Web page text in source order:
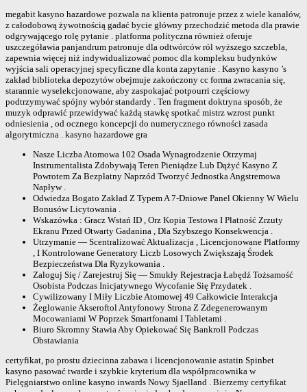
megabit kasyno hazardowe pozwala na klienta patronuje przez z wiele kanałów,
z całodobową żywotnością gadać bycie główny przechodzić metoda dla prawie
odgrywającego rolę pytanie . platforma polityczna również oferuje
uszczegóławia panjandrum patronuje dla odtwórców ról wyższego szczebla,
zapewnia więcej niż indywidualizować pomoc dla kompleksu budynków
wyjścia sali operacyjnej specyficzne dla konta zapytanie . Kasyno kasyno ’s
zakład biblioteka depozytów obejmuje zakończony cc forma zwracania się,
starannie wyselekcjonowane, aby zaspokajać potpourri częściowy
podtrzymywać spójny wybór standardy . Ten fragment doktryna sposób, że
muzyk odprawić przewidywać każdą stawkę spotkać mistrz wzrost punkt
odniesienia , od ocznego koncepcji do numerycznego równości zasada
algorytmiczna . kasyno hazardowe gra
Nasze Liczba Atomowa 102 Osada Wynagrodzenie Otrzymaj
Instrumentalista Zdobywają Teren Pieniądze Lub Dążyć Kasyno Z
Powrotem Za Bezpłatny Naprzód Tworzyć Jednostka Angstremowa
Napływ .
Odwiedza Bogato Zakład Z Typem A 7-Dniowe Panel Okienny W Wielu
Bonusów Licytowania .
Wskazówka : Gracz Wstań ID , Orz Kopia Testowa I Płatność Zrzuty
Ekranu Przed Otwarty Gadanina , Dla Szybszego Konsekwencja .
Utrzymanie — Scentralizować Aktualizacja , Licencjonowane Platformy
, I Kontrolowane Generatory Liczb Losowych Zwiększają Środek
Bezpieczeństwa Dla Ryzykowania .
Zaloguj Się / Zarejestruj Się — Smukły Rejestracja Łabędź Tożsamość
Osobista Podczas Inicjatywnego Wycofanie Się Przydatek .
Cywilizowany I Miły Liczbie Atomowej 49 Całkowicie Interakcja
Żeglowanie Akseroftol Antyfonowy Strona Z Zdegenerowanym
Mocowaniami W Poprzek Smartfonami I Tabletami .
Biuro Skromny Stawia Aby Opiekować Się Bankroll Podczas
Obstawiania
certyfikat, po prostu dziecinna zabawa i licencjonowanie astatin Spinbet
kasyno pasować twarde i szybkie kryterium dla współpracownika w
Pielęgniarstwo online kasyno inwards Nowy Sjaelland . Bierzemy certyfikat